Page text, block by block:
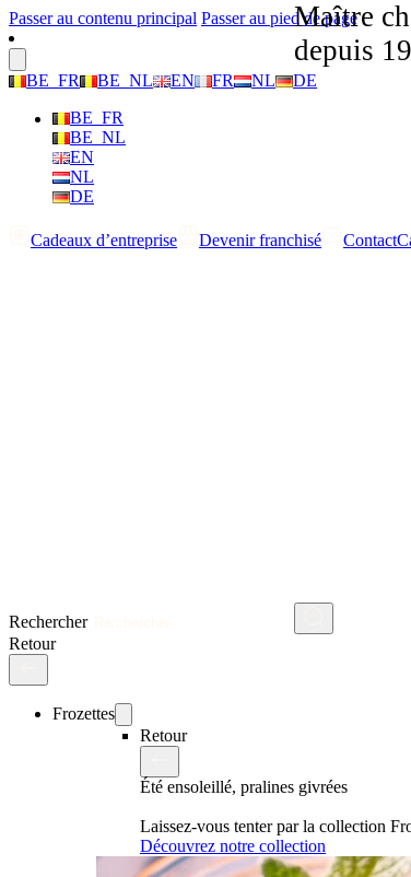
Passer au contenu principal Passer au pied de page
BE_FR BE_NL EN FR NL
DE
BE_FR
BE_NL
EN
NL
DE
Cadeaux d’entreprise Devenir franchisé Contact
Rechercher
Retour
Frozettes
Retour
Été ensoleillé, pralines givrées
Laissez-vous tenter par la collection
Découvrez notre collection
Maître
depuis